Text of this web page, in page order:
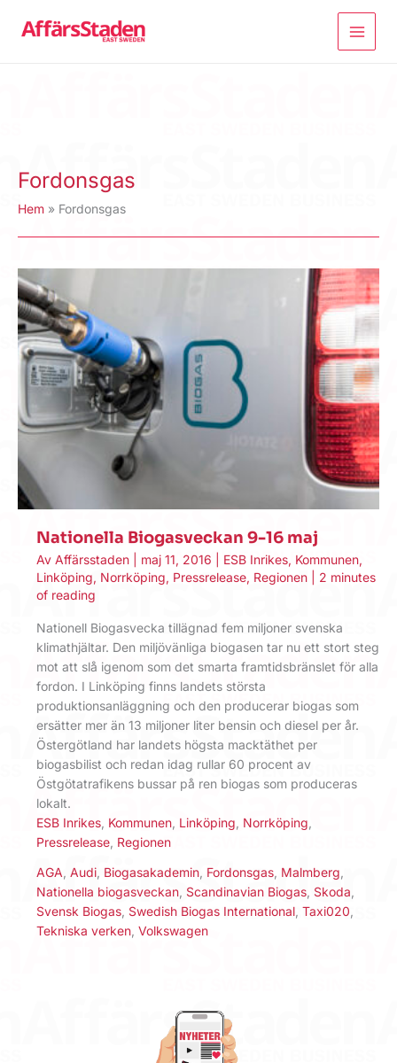
Fordonsgas
Hem Fordonsgas
Nationella Biogasveckan 9-16 maj
Av Affärsstaden maj 11, 2016 ESB Inrikes, Kommunen,
Linköping, Norrköping, Pressrelease, Regionen
2 minutes
of reading
Nationell Biogasvecka tillägnad fem miljoner svenska
klimathjältar. Den miljövänliga biogasen tar nu ett stort steg
mot att slå igenom som det smarta framtidsbränslet för alla
fordon. I Linköping finns landets största
produktionsanläggning och den producerar biogas som
ersätter mer än 13 miljoner liter bensin och diesel per år.
Östergötland har landets högsta macktäthet per
biogasbilist och redan idag rullar 60 procent av
Östgötatrafikens bussar på ren biogas som produceras
lokalt.
ESB Inrikes Kommunen Linköping Norrköping
Pressrelease Regionen
AGA Audi Biogasakademin Fordonsgas Malmberg
Nationella biogasveckan Scandinavian Biogas Skoda
Svensk Biogas Swedish Biogas International Taxi020
Tekniska verken Volkswagen